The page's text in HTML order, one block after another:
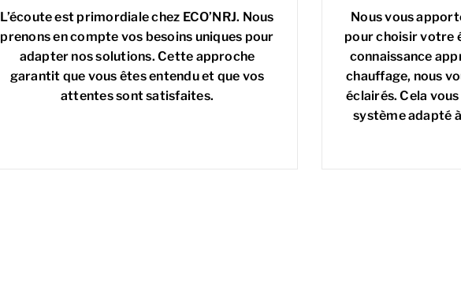
L’écoute est primordiale chez ECO’NRJ. Nous
prenons en compte vos besoins uniques pour
adapter nos solutions. Cette approche
garantit que vous êtes entendu et que vos
attentes sont satisfaites.
Nous vous
pour choisir votre
connaissance
chauffage, nous
éclairés. Cela
système adapté